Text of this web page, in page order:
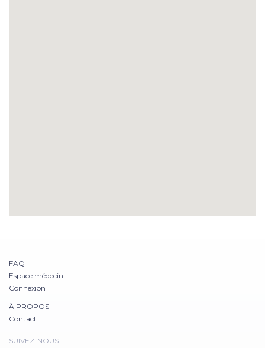
FAQ
Espace médecin
Connexion
À PROPOS
Contact
SUIVEZ-NOUS :